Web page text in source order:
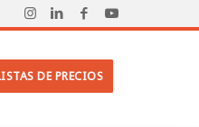
DE PRECIOS